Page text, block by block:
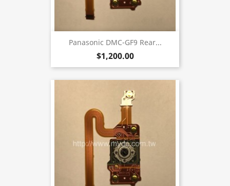
Panasonic DMC-GF9 Rear...
$1,200.00